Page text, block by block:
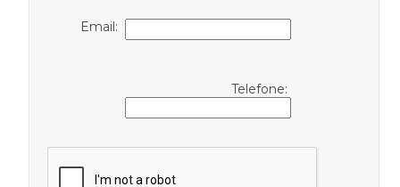
Email:
Telefone: